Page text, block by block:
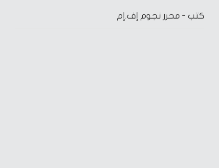
كتب - محرر نجوم إف.إم